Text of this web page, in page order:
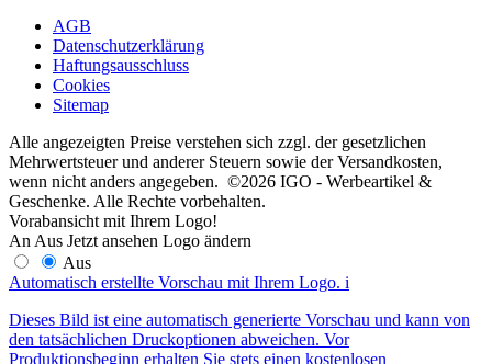
AGB
Datenschutzerklärung
Haftungsausschluss
Cookies
Sitemap
Alle angezeigten Preise verstehen sich zzgl. der gesetzlichen
Mehrwertsteuer und anderer Steuern sowie der Versandkosten,
wenn nicht anders angegeben. ©2026 IGO - Werbeartikel &
Geschenke. Alle Rechte vorbehalten.
Vorabansicht mit Ihrem Logo!
An Aus Jetzt ansehen Logo ändern
Aus
Automatisch erstellte Vorschau mit Ihrem Logo. i
Dieses Bild ist eine automatisch generierte Vorschau und kann von
den tatsächlichen Druckoptionen abweichen. Vor
Produktionsbeginn erhalten Sie stets einen kostenlosen